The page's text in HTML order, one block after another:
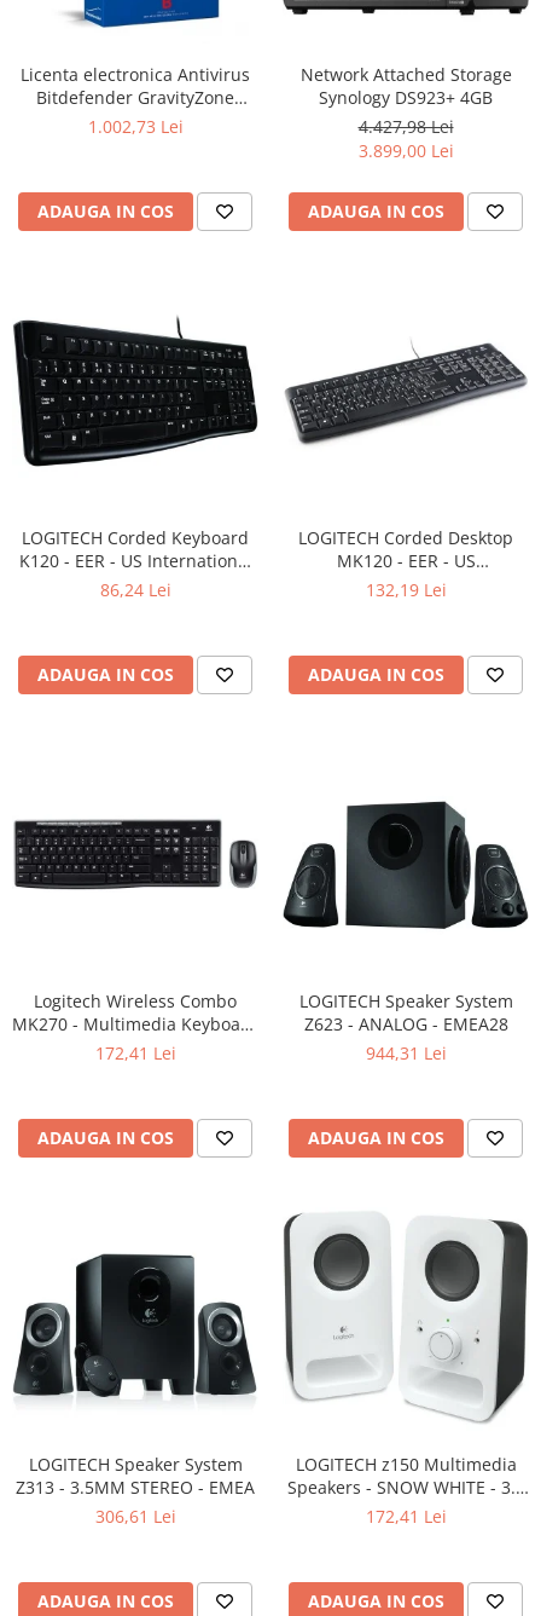
Smartphone IPhone
Casti
Mouse Pad
Licenta electronica Antivirus
Bitdefender GravityZone
Business Security, 5 useri, 2
1.002,73 Lei
ADAUGA IN COS
Network Attached Storage
Synology DS923+ 4GB
4.427,98 Lei
3.899,00 Lei
ADAUGA IN COS
LOGITECH Corded Keyboard
K120 - EER - US International
layout
86,24 Lei
ADAUGA IN COS
LOGITECH Corded Desktop
MK120 - EER - US
International layout
132,19 Lei
ADAUGA IN COS
Logitech Wireless Combo
MK270 - Multimedia Keyboard
+ Mouse, Black
172,41 Lei
ADAUGA IN COS
LOGITECH Speaker System
Z623 - ANALOG - EMEA28
944,31 Lei
ADAUGA IN COS
LOGITECH Speaker System
Z313 - 3.5MM STEREO - EMEA
306,61 Lei
ADAUGA IN COS
LOGITECH z150 Multimedia
Speakers - SNOW WHITE - 3.5
MM - EU
172,41 Lei
ADAUGA IN COS